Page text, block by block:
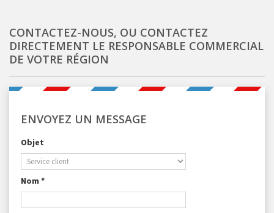
CONTACTEZ-NOUS, OU CONTACTEZ
DIRECTEMENT LE RESPONSABLE COMMERCIAL
DE VOTRE RÉGION
ENVOYEZ UN MESSAGE
Objet
Nom *